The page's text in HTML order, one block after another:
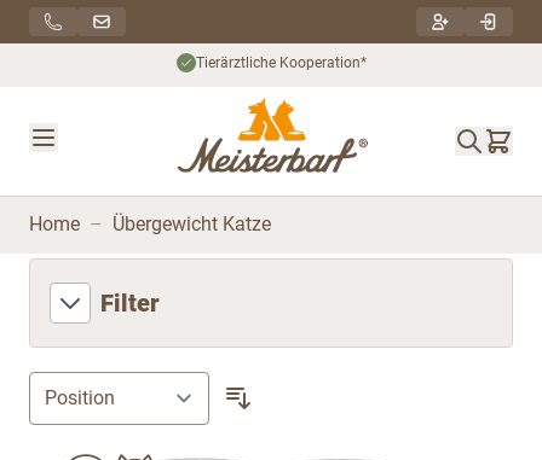
Direkt zum Inhalt
Tierärztliche Kooperation*
Home – Übergewicht Katze
Filter